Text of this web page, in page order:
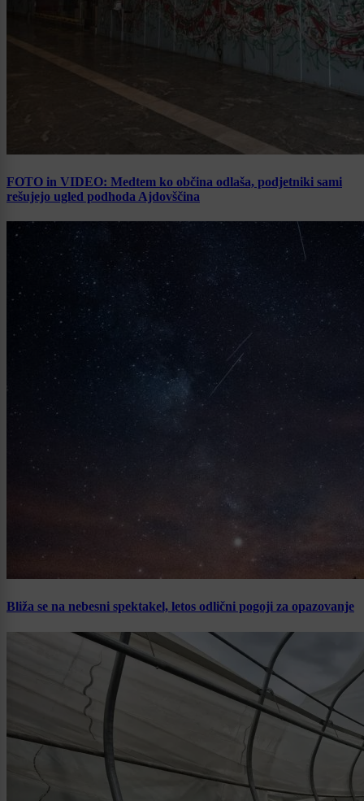
FOTO in VIDEO: Medtem ko občina odlaša, podjetniki sami
rešujejo ugled podhoda Ajdovščina
Bliža se na nebesni spektakel, letos odlični pogoji za opazovanje